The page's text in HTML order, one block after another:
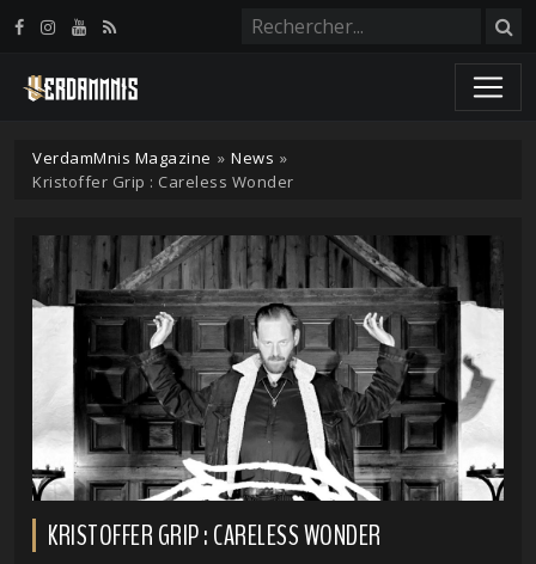
VerdamMnis Magazine » News »
Kristoffer Grip : Careless Wonder
KRISTOFFER GRIP : CARELESS WONDER
Panneau de gestion des cookies